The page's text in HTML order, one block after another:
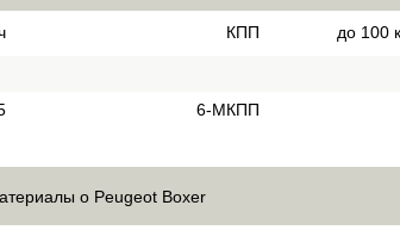
КПП до 100
6-МКПП
о Peugeot Boxer